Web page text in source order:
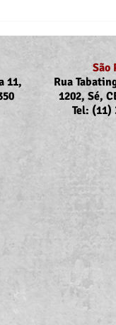
Comunicado Assojubs:
Reajuste Unimed
(2026)
11,
São
Rua
1202, Sé,
Tel: (11)